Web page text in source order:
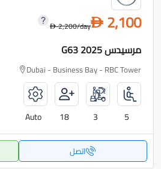
D 2,100
D2,200/day
مرسيدس G63 2025
Dubai - Business Bay - RBC Tower
5
3
18
Auto
اتصل